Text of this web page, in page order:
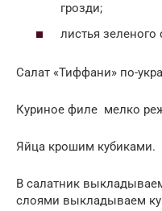
грозди;
листья зеленого
Салат «Тиффани» по-
Куриное филе мелко
Яйца крошим кубиками.
В салатник
слоями выкладываем